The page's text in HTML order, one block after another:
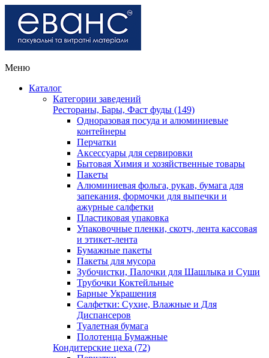
Меню
Каталог
Категории заведений
Рестораны, Бары, Фаст фуды (149)
Одноразовая посуда и алюминиевые
контейнеры
Перчатки
Аксессуары для сервировки
Бытовая Химия и хозяйственные товары
Пакеты
Алюминиевая фольга, рукав, бумага для
запекания, формочки для выпечки и
ажурные салфетки
Пластиковая упаковка
Упаковочные пленки, скотч, лента кассовая
и этикет-лента
Бумажные пакеты
Пакеты для мусора
Зубочистки, Палочки для Шашлыка и Суши
Трубочки Коктейльные
Барные Украшения
Салфетки: Сухие, Влажные и Для
Диспансеров
Туалетная бумага
Полотенца Бумажные
Кондитерские цеха (72)